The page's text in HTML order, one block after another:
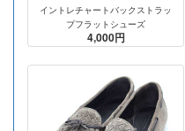
イントレチャートバックストラッ
プフラットシューズ
4,000円